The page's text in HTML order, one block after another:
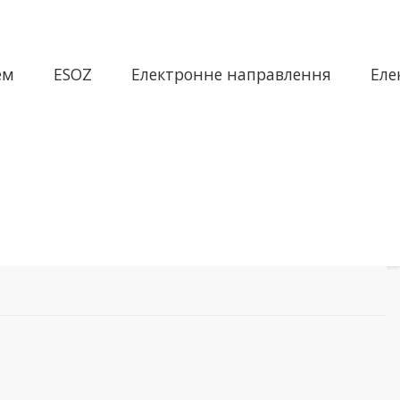
ESOZ Електронне направлення